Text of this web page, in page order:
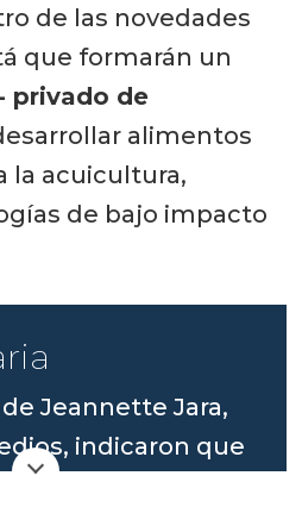
de las novedades
que formarán un
privado de
alimentos
la acuicultura,
de bajo impacto
Jeannette Jara,
indicaron que